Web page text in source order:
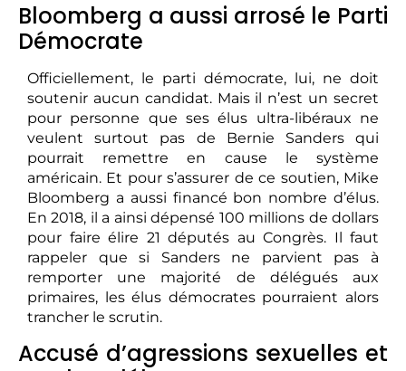
Bloomberg a aussi arrosé le Parti
Démocrate
Officiellement, le parti démocrate, lui, ne doit
soutenir aucun candidat. Mais il n’est un secret
pour personne que ses élus ultra-libéraux ne
veulent surtout pas de Bernie Sanders qui
pourrait remettre en cause le système
américain. Et pour s’assurer de ce soutien, Mike
Bloomberg a aussi financé bon nombre d’élus.
En 2018, il a ainsi dépensé 100 millions de dollars
pour faire élire 21 députés au Congrès. Il faut
rappeler que si Sanders ne parvient pas à
remporter une majorité de délégués aux
primaires, les élus démocrates pourraient alors
trancher le scrutin.
Accusé d’agressions sexuelles et